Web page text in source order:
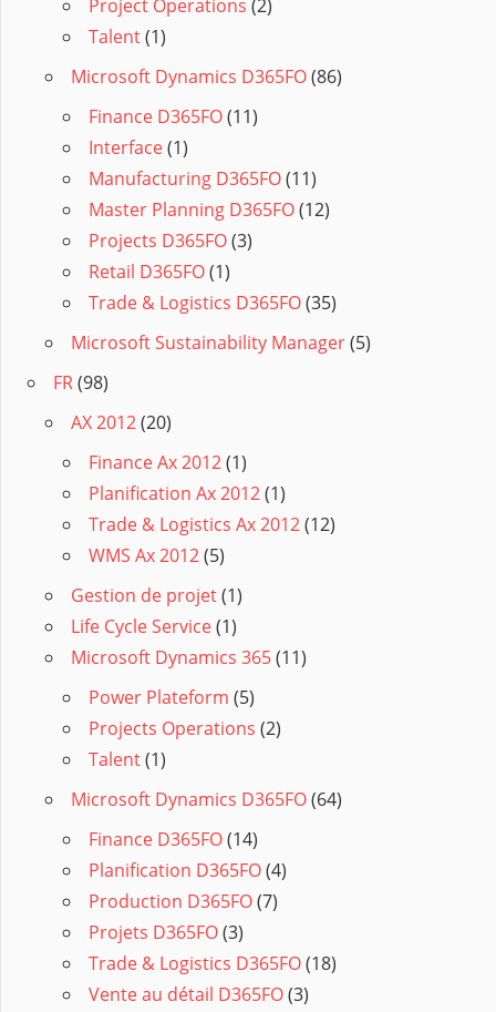
Project Operations (2)
Talent(1)
Microsoft Dynamics D365FO(86)
Finance D365FO(11)
Interface(1)
Manufacturing D365FO(11)
Master Planning D365FO(12)
Projects D365FO(3)
Retail D365FO(1)
Trade & Logistics D365FO(35)
Microsoft Sustainability Manager(5)
FR(98)
AX 2012(20)
Finance Ax 2012(1)
Planification Ax 2012(1)
Trade & Logistics Ax 2012(12)
WMS Ax 2012(5)
Gestion de projet(1)
Life Cycle Service(1)
Microsoft Dynamics 365(11)
Power Plateform (5)
Projects Operations (2)
Talent(1)
Microsoft Dynamics D365FO(64)
Finance D365FO(14)
Planification D365FO(4)
Production D365FO(7)
Projets D365FO(3)
Trade & Logistics D365FO(18)
Vente au détail D365FO(3)